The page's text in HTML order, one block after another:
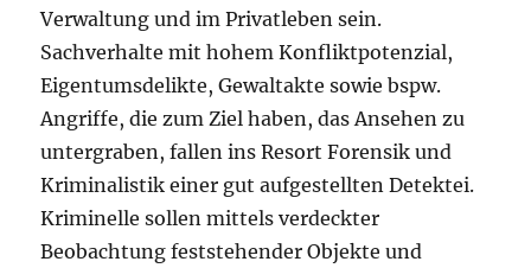
Verwaltung und im Privatleben sein.
Sachverhalte mit hohem Konfliktpotenzial,
Eigentumsdelikte, Gewaltakte sowie bspw.
Angriffe, die zum Ziel haben, das Ansehen zu
untergraben, fallen ins Resort Forensik und
Kriminalistik einer gut aufgestellten Detektei.
Kriminelle sollen mittels verdeckter
Beobachtung feststehender Objekte und